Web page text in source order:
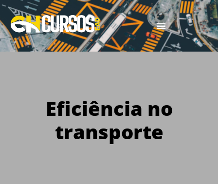
Eficiência no
transporte